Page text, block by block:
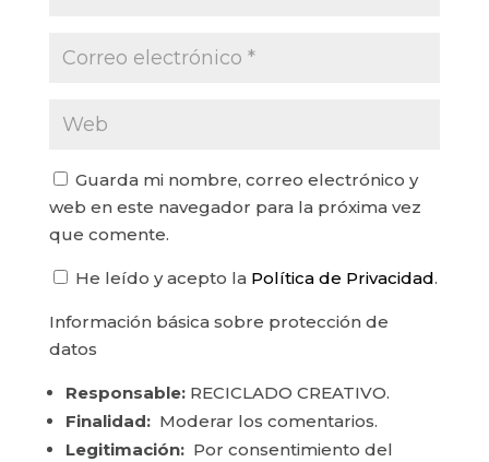
Guarda mi nombre, correo electrónico y
web en este navegador para la próxima vez
que comente.
He leído y acepto la Política de Privacidad.
Información básica sobre protección de
datos
Responsable:RECICLADO CREATIVO.
Finalidad:Moderar los comentarios.
Legitimación:Por consentimiento del